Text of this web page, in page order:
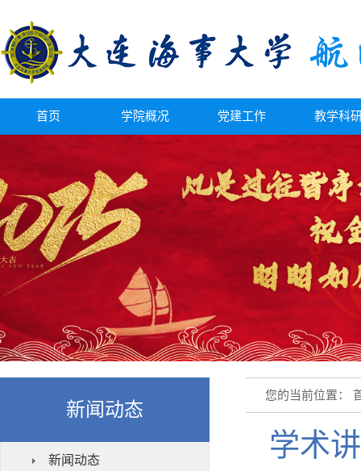
首页 学院概况 党建工作 教学科
新闻动态
新闻动态
您的当前位置：
学术